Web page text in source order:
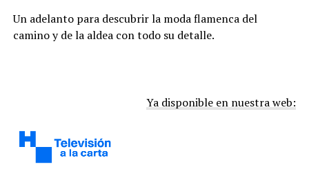
Un adelanto para descubrir la moda flamenca del
camino y de la aldea con todo su detalle.
Ya disponible en nuestra web: